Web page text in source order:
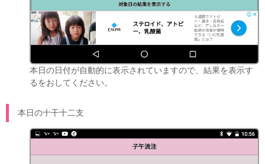
本日の日付が自動的に表示されていますので、結果を表示す
るをおしてください。
本日の十干十二支